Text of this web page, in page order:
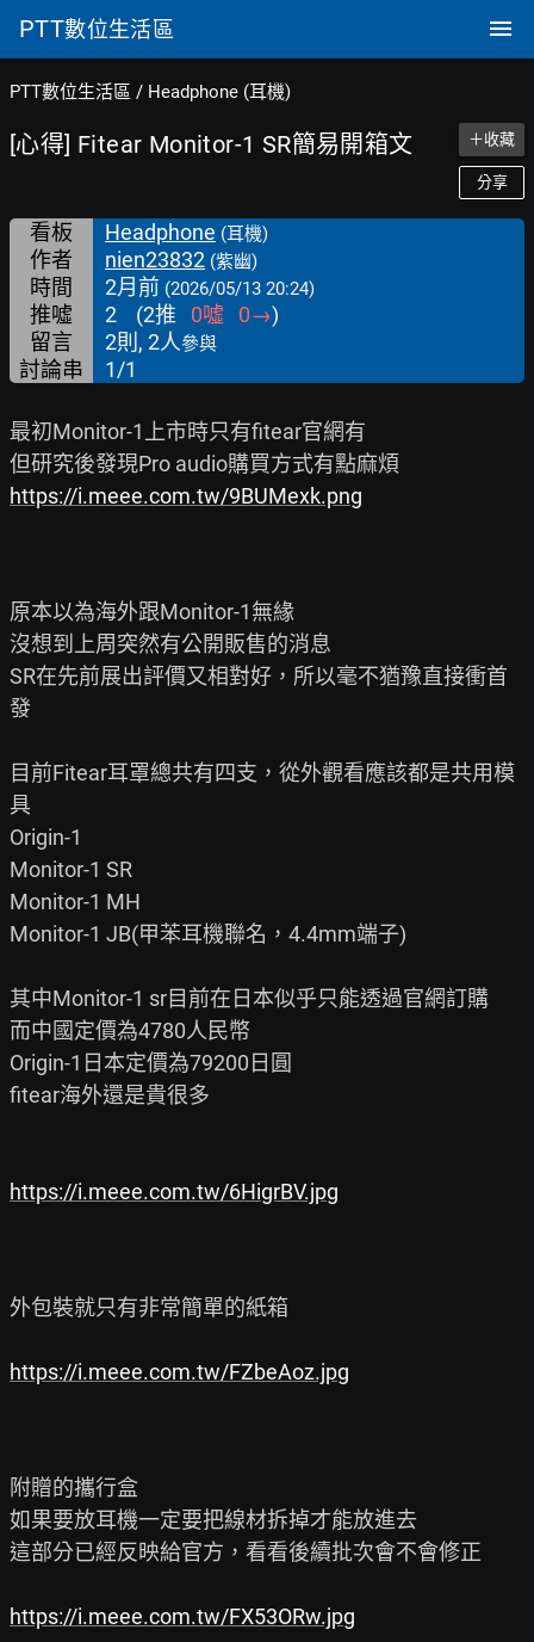
PTT數位生活區
PTT數位生活區 / Headphone (耳機)
[心得] Fitear Monitor-1 SR簡易開箱文 ＋收藏
分享
看板 Headphone (耳機)
作者 nien23832 (紫幽)
時間 2月前 (2026/05/13 20:24)
推噓 2 (2推 0噓 0→)
留言
2則, 2人參與
討論串 1/1
最初Monitor-1上市時只有fitear官網有
https://i.meee.com.tw/9BUMexk.png
原本以為海外跟Monitor-1無緣
沒想到上周突然有公開販售的消息
SR在先前展出評價又相對好，所以毫不猶豫直接衝首
發
目前Fitear耳罩總共有四支，從外觀看應該都是共用模
具
Origin-1
Monitor-1 SR
Monitor-1 MH
Monitor-1 JB(甲苯耳機聯名，4.4mm端子)
其中Monitor-1 sr目前在日本似乎只能透過官網訂購
而中國定價為4780人民幣
Origin-1日本定價為79200日圓
fitear海外還是貴很多
https://i.meee.com.tw/6HigrBV.jpg
外包裝就只有非常簡單的紙箱
https://i.meee.com.tw/FZbeAoz.jpg
附贈的攜行盒
如果要放耳機一定要把線材拆掉才能放進去
這部分已經反映給官方，看看後續批次會不會修正
https://i.meee.com.tw/FX53ORw.jpg